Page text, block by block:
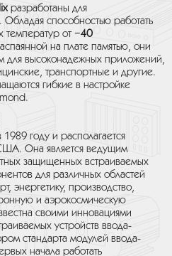
разработаны для
способностью работать
температур от −40
на плате памятью, они
для высоконадежных приложений,
транспортные и другие.
гибкие в настройке
1989 году и располагается
Она является ведущим
защищенных встраиваемых
для различных областей
энергетику, производство,
и аэрокосмическую
своими инновациями
устройств ввода-
стандарта модулей ввода-
начала работать